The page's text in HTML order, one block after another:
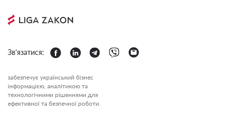
Зв'язатися:
забезпечує український бізнес
інформацією, аналітикою та
технологічними рішеннями для
ефективної та безпечної роботи.